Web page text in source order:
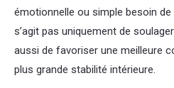
émotionnelle ou simple besoin
s’agit pas uniquement de
aussi de favoriser une meilleure
plus grande stabilité intérieure.